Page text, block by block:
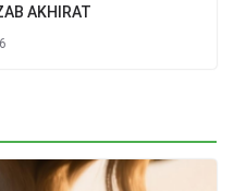
AKHIRAT